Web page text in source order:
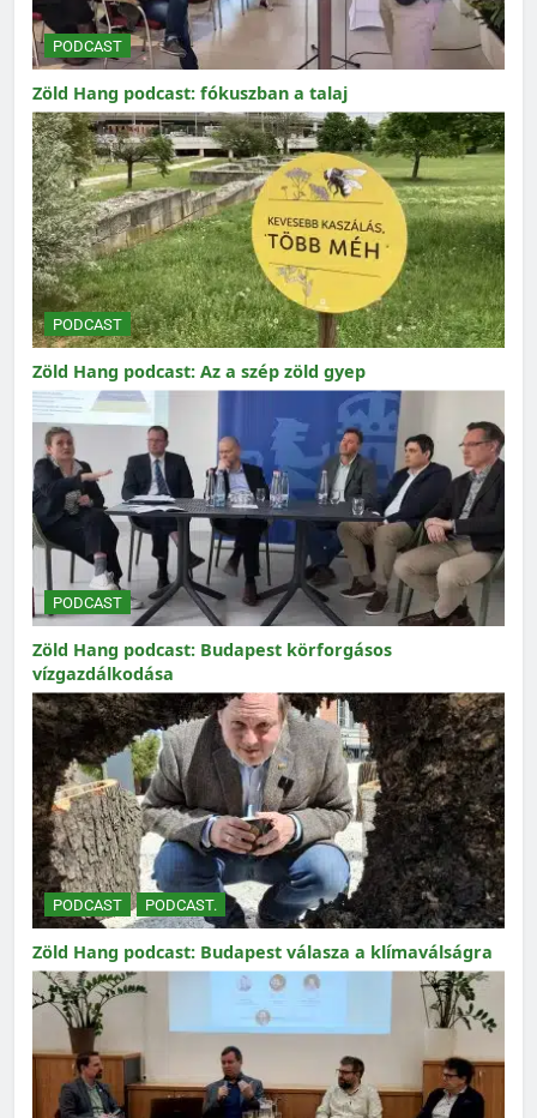
PODCAST
Zöld Hang podcast: fókuszban a talaj
PODCAST
Zöld Hang podcast: Az a szép zöld gyep
PODCAST
Zöld Hang podcast: Budapest körforgásos
vízgazdálkodása
PODCAST PODCAST.
Zöld Hang podcast: Budapest válasza a klímaválságra